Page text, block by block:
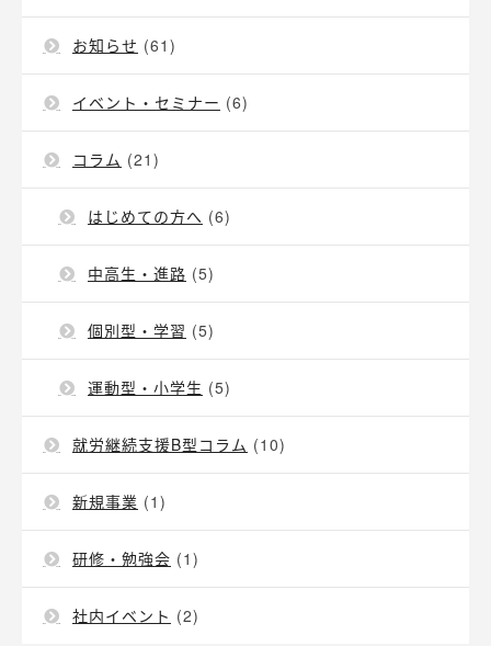
お知らせ (61)
イベント・セミナー (6)
コラム (21)
はじめての方へ (6)
中高生・進路 (5)
個別型・学習 (5)
運動型・小学生 (5)
就労継続支援B型コラム (10)
新規事業 (1)
研修・勉強会 (1)
社内イベント (2)